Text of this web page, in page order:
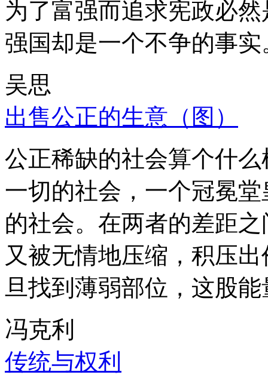
为了富强而追求宪政必
强国却是一个不争的事实
吴思
出售公正的生意（图）
公正稀缺的社会算个什
一切的社会，一个冠冕
的社会。在两者的差距
又被无情地压缩，积压
旦找到薄弱部位，这股
冯克利
传统与权利